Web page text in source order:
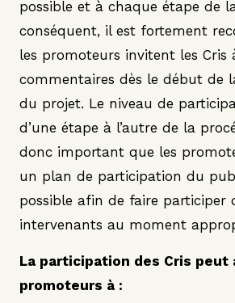
possible et à chaque étape de
conséquent, il est fortement
les promoteurs invitent les Cris
commentaires dès le début de
du projet. Le niveau de
d’une étape à l’autre de la
donc important que les
un plan de participation du
possible afin de faire participer
intervenants au moment
La participation des Cris peut
promoteurs à :